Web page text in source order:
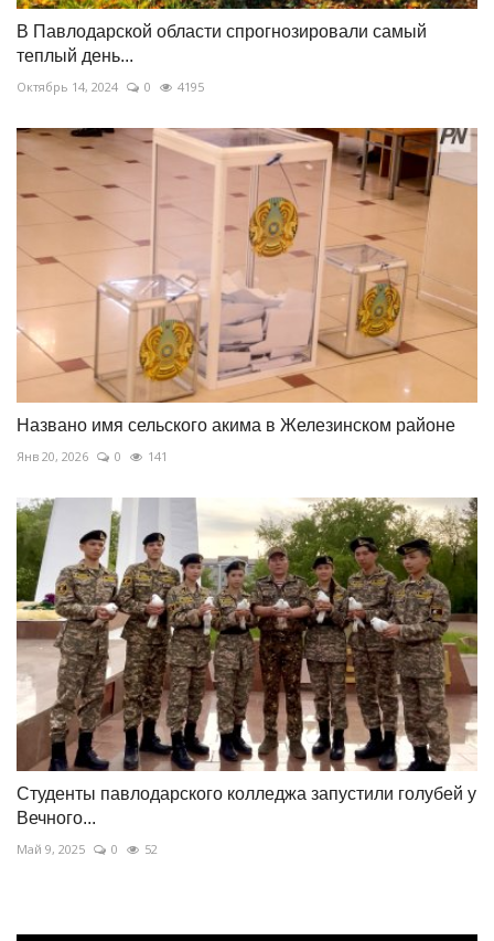
В Павлодарской области спрогнозировали самый
теплый день...
Октябрь 14, 2024 0 4195
Названо имя сельского акима в Железинском районе
Янв 20, 2026 0 141
Студенты павлодарского колледжа запустили голубей у
Вечного...
Май 9, 2025 0 52